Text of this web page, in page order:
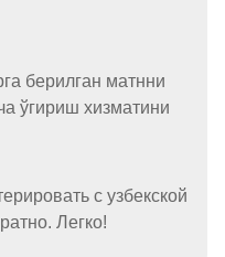
берилган матнни
ўгириш хизматини
с узбекской
Легко!